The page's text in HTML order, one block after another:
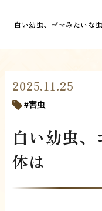
白い幼虫、ゴマみたいな
2025.11.25
害虫
白い幼虫
体は